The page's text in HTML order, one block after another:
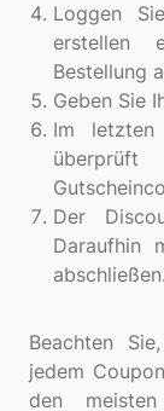
Loggen
erstellen
Bestellung
Geben Sie
Im
Der
Daraufhin
abschließen.
Beachten
jedem
den